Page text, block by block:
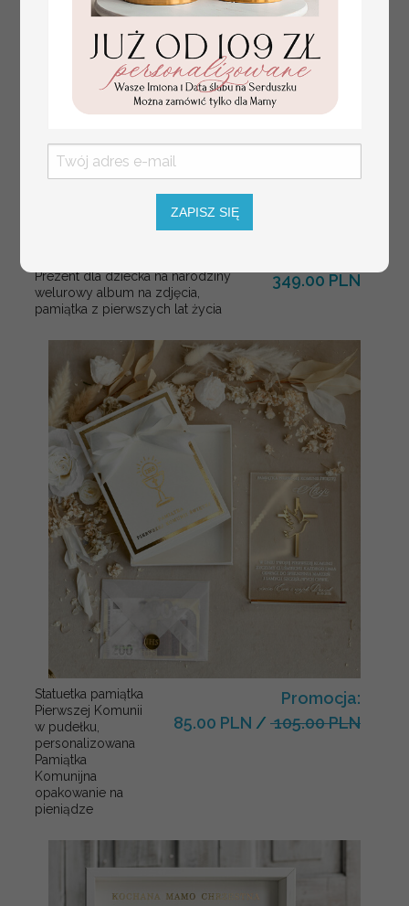
Prezent dla dziecka na narodziny
welurowy album na zdjęcia,
pamiątka z pierwszych lat życia
349.00 PLN
Statuetka pamiątka
Pierwszej Komunii
w pudełku,
personalizowana
Pamiątka
Komunijna
opakowanie na
pieniądze
Promocja:
85.00 PLN / 105.00 PLN
ZAPISZ SIĘ